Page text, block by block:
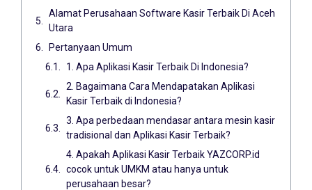
Alamat Perusahaan Software Kasir Terbaik Di Aceh
Utara
Pertanyaan Umum
1. Apa Aplikasi Kasir Terbaik Di Indonesia?
2. Bagaimana Cara Mendapatakan Aplikasi
Kasir Terbaik di Indonesia?
3. Apa perbedaan mendasar antara mesin kasir
tradisional dan Aplikasi Kasir Terbaik?
4. Apakah Aplikasi Kasir Terbaik YAZCORP.id
cocok untuk UMKM atau hanya untuk
perusahaan besar?